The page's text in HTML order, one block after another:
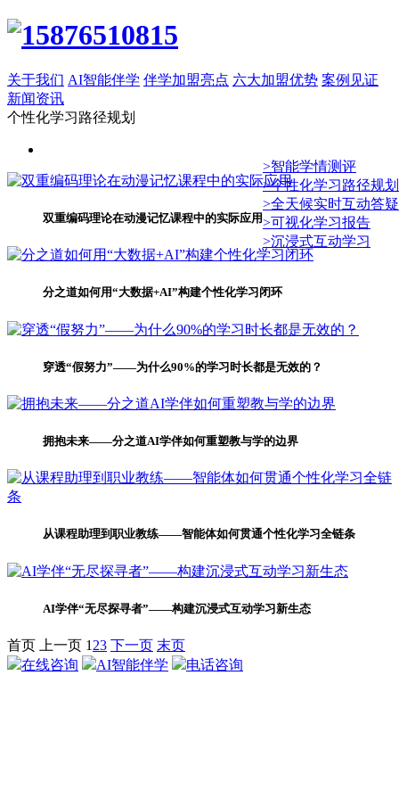
关于我们 AI智能伴学 伴学加盟亮点 六大加盟优势 案例见证
新闻资讯
个性化学习路径规划
>智能学情测评
>个性化学习路径规划
>全天候实时互动答疑
>可视化学习报告
>沉浸式互动学习
双重编码理论在动漫记忆课程中的实际应用
分之道如何用“大数据+AI”构建个性化学习闭环
穿透“假努力”——为什么90%的学习时长都是无效的？
拥抱未来——分之道AI学伴如何重塑教与学的边界
从课程助理到职业教练——智能体如何贯通个性化学习全链条
AI学伴“无尽探寻者”——构建沉浸式互动学习新生态
首页 上一页 1 23 下一页 末页
在线咨询
AI智能伴学 电话咨询